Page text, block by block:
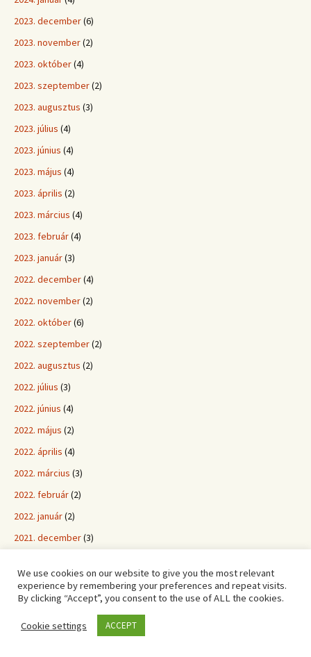
2023. december(6)
2023. november(2)
2023. október(4)
2023. szeptember(2)
2023. augusztus (3)
2023. július (4)
2023. június (4)
2023. május (4)
2023. április (2)
2023. március (4)
2023. február(4)
2023. január(3)
2022. december(4)
2022. november(2)
2022. október(6)
2022. szeptember(2)
2022. augusztus (2)
2022. július (3)
2022. június (4)
2022. május (2)
2022. április (4)
2022. március (3)
2022. február(2)
2022. január(2)
2021. december(3)
2021. október(5)
2021. szeptember(4)
2021. augusztus(3)
We use cookies on our website to give you the most relevant
experience by remembering your preferences and repeat visits.
By clicking “Accept”, you consent to the use of ALL the cookies.
Cookie settings ACCEPT